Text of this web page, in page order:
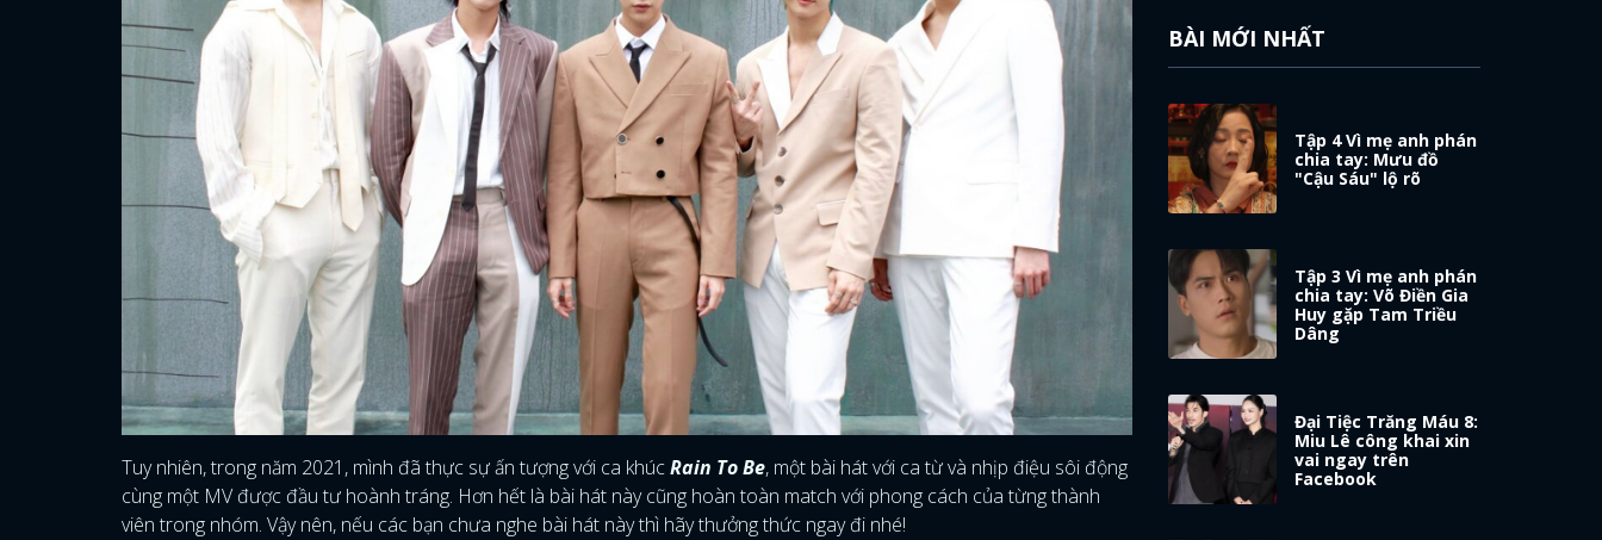
Tuy nhiên, trong năm 2021, mình đã thực sự ấn tượng với ca khúcRain To Be, một bài hát với ca từ và nhịp điệu sôi động
cùng một MV được đầu tư hoành tráng. Hơn hết là bài hát này cũng hoàn toàn match với phong cách của từng thành
viên trong nhóm. Vậy nên, nếu các bạn chưa nghe bài hát này thì hãy thưởng thức ngay đi nhé!
BÀI MỚI NHẤT
Tập 4 Vì mẹ anh phán
chia tay: Mưu đồ
"Cậu Sáu" lộ rõ
Tập 3 Vì mẹ anh phán
chia tay: Võ Điền Gia
Huy gặp Tam Triều
Dâng
Đại Tiệc Trăng Máu 8:
Miu Lê công khai xin
vai ngay trên
Facebook